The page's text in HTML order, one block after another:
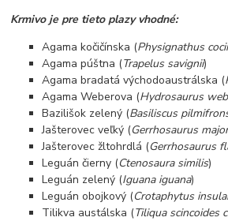
Krmivo je pre tieto plazy vhodné:
Agama kočičínska (Physignathus
Agama púštna (Trapelus savignii)
Agama bradatá východoaustrálska (
Agama Weberova (Hydrosaurus
Bazilišok zelený (Basiliscus
Jašterovec veľký (Gerrhosaurus
Jašterovec žltohrdlá (Gerrhosaurus
Leguán čierny (Ctenosaura similis)
Leguán zelený (Iguana iguana)
Leguán obojkový (Crotaphytus
Tilikva austálska (Tiliqua scincoides